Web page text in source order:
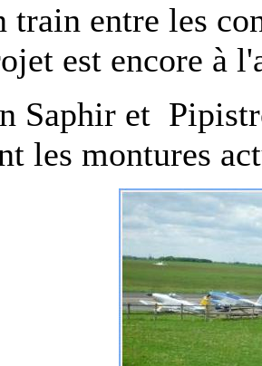
train entre les
est encore à
Saphir et
les montures